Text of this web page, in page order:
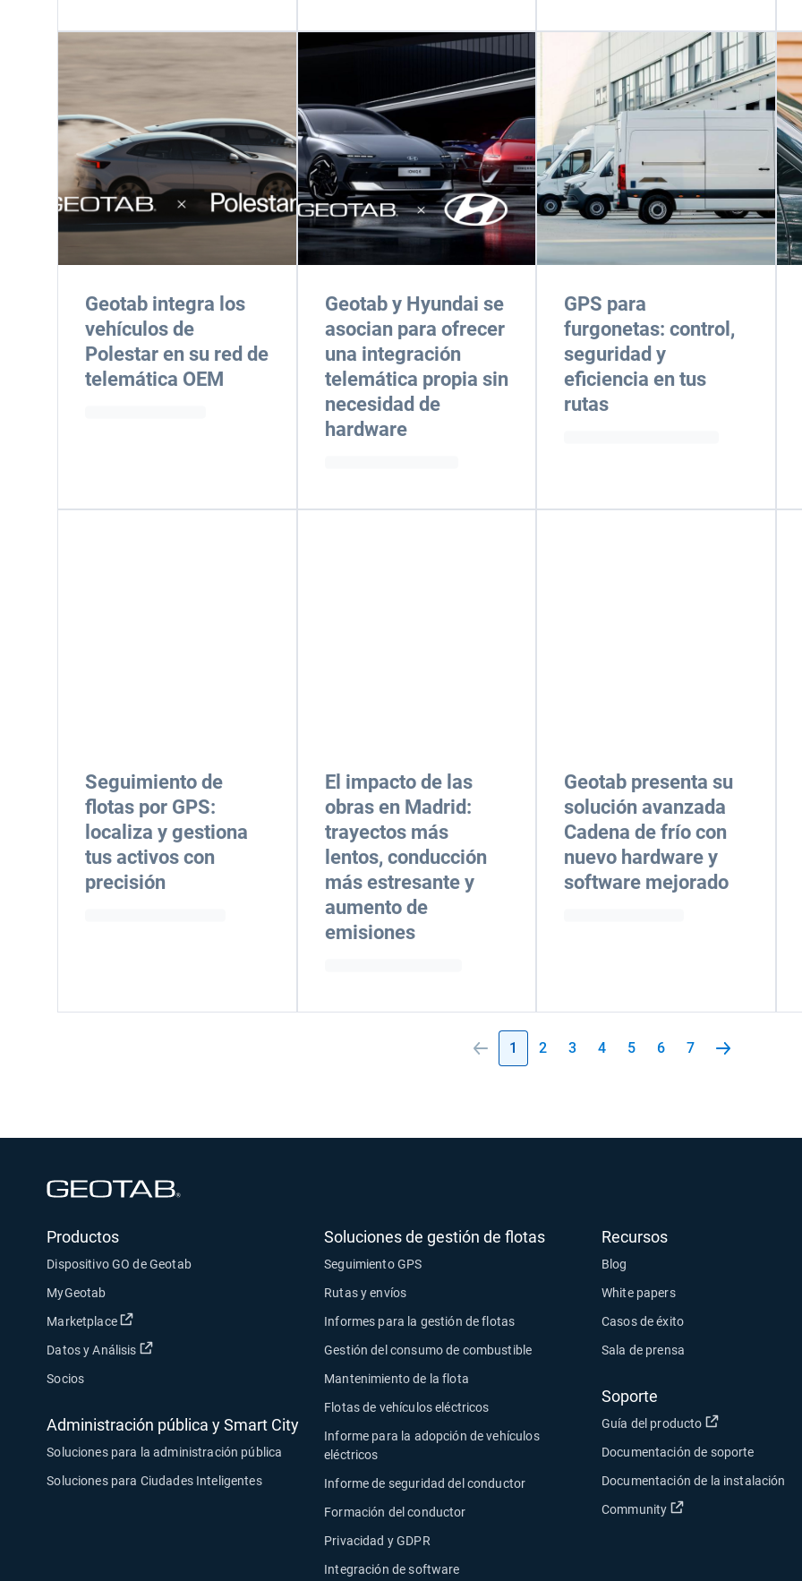
Geotab integra los
vehículos de
Polestar en su red de
telemática OEM
Geotab y Hyundai se
asocian para ofrecer
una integración
telemática propia sin
necesidad de
hardware
GPS para
furgonetas: control,
seguridad y
eficiencia en tus
rutas
Seguimiento de
flotas por GPS:
localiza y gestiona
tus activos con
precisión
El impacto de las
obras en Madrid:
trayectos más
lentos, conducción
más estresante y
aumento de
emisiones
Geotab presenta su
solución avanzada
Cadena de frío con
nuevo hardware y
software mejorado
1 2 3 4 5 6 7
Productos
Dispositivo GO de Geotab
MyGeotab
Marketplace
Abrir en una nueva ventana
Datos y Análisis Abrir en una nueva ventana
Socios
Administración pública y Smart City
Soluciones para la administración pública
Soluciones para Ciudades Inteligentes
Soluciones de gestión de flotas
Seguimiento GPS
Rutas y envíos
Informes para la gestión de flotas
Gestión del consumo de combustible
Mantenimiento de la flota
Flotas de vehículos eléctricos
Informe para la adopción de vehículos
eléctricos
Informe de seguridad del conductor
Formación del conductor
Privacidad y GDPR
Integración de software
Recursos
Blog
White papers
Casos de éxito
Sala de prensa
Soporte
Guía del producto Abrir en una
Documentación de soporte
Documentación de la instalación
Community
Abrir en una nueva